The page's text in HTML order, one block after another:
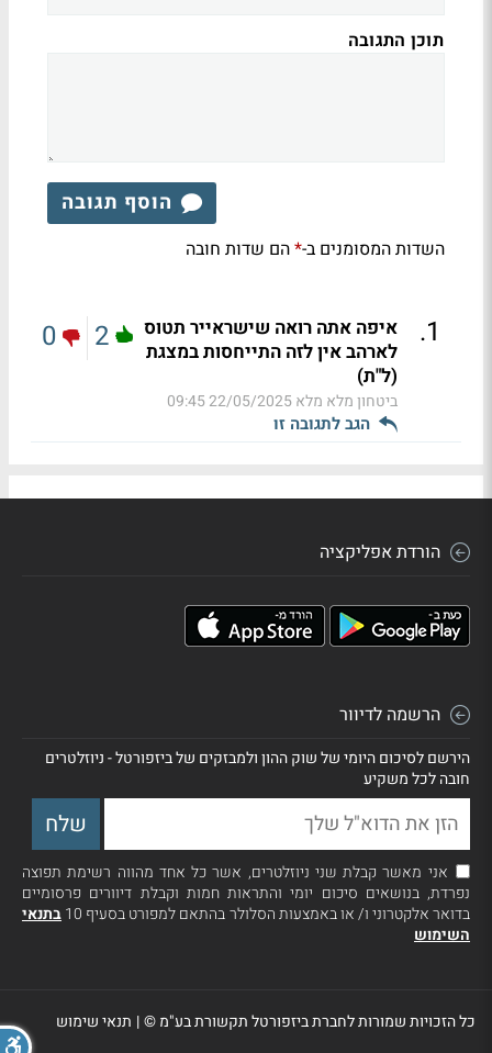
תוכן התגובה
הוסף תגובה
השדות המסומנים ב-*הם שדות חובה
1
.
איפה אתה רואה שישראייר תטוס
לארהב אין לזה התייחסות במצגת
(ל"ת)
ביטחון מלא מלא22/05/2025 09:45
הגב לתגובה זו
2
0
הורדת אפליקציה
הרשמה לדיוור
הירשם לסיכום היומי של שוק ההון ולמבזקים של ביזפורטל - ניוזלטרים
חובה לכל משקיע
אני מאשר קבלת שני ניוזלטרים, אשר כל אחד מהווה רשימת תפוצה
נפרדת, בנושאים סיכום יומי והתראות חמות וקבלת דיוורים פרסומיים
בדואר אלקטרוני ו/ או באמצעות הסלולר בהתאם למפורט בסעיף 10
בתנאי
השימוש
כל הזכויות שמורות לחברת ביזפורטל תקשורת בע"מ ©| תנאי שימוש